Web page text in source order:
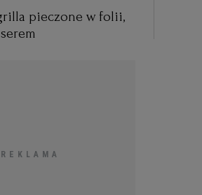
pieczone w folii,